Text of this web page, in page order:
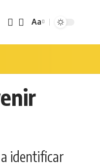
Tamaño
Aa
identificar